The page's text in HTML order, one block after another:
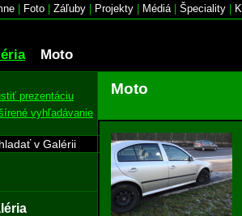
Foto Záľuby Projekty Médiá| Špeciality
Moto
prezentáciu
vyhľadávanie
Moto